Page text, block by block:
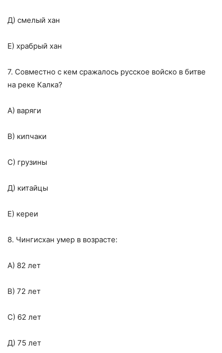
Д) смелый хан
Е) храбрый хан
7. Совместно с кем сражалось русское войско в битве
на реке Калка?
А) варяги
В) кипчаки
С) грузины
Д) китайцы
Е) кереи
8. Чингисхан умер в возрасте:
А) 82 лет
В) 72 лет
С) 62 лет
Д) 75 лет